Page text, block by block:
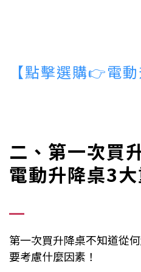
【點擊選購👉電動
二、第一次買
電動升降桌3大
第一次買升降桌不知道從
要考慮什麼因素！